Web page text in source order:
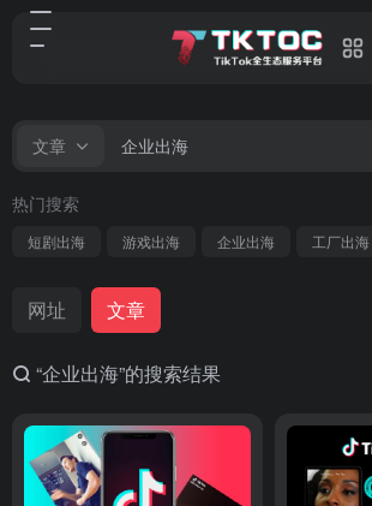
文章
热门搜索
短剧出海 游戏出海 企业出海 工厂出海
网址 文章
“企业出海”的搜索结果